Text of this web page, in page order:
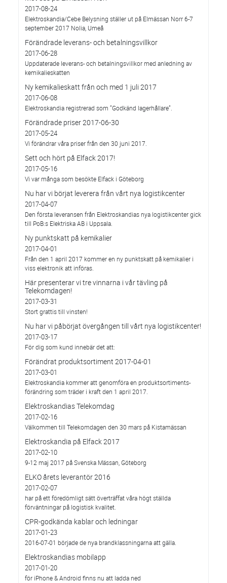
2017-08-24
Elektroskandia/Cebe Belysning ställer ut på Elmässan Norr 6-7
september 2017 Nolia, Umeå
Förändrade leverans- och betalningsvillkor
2017-06-28
Uppdaterade leverans- och betalningsvillkor med anledning av
kemikalieskatten
Ny kemikalieskatt från och med 1 juli 2017
2017-06-08
Elektroskandia registrerad som ”Godkänd lagerhållare”.
Förändrade priser 2017-06-30
2017-05-24
Vi förändrar våra priser från den 30 juni 2017.
Sett och hört på Elfack 2017!
2017-05-16
Vi var många som besökte Elfack i Göteborg
Nu har vi börjat leverera från vårt nya logistikcenter
2017-04-07
Den första leveransen från Elektroskandias nya logistikcenter gick
till PoB:s Elektriska AB i Uppsala.
Ny punktskatt på kemikalier
2017-04-01
Från den 1 april 2017 kommer en ny punktskatt på kemikalier i
viss elektronik att införas.
Här presenterar vi tre vinnarna i vår tävling på
Telekomdagen!
2017-03-31
Stort grattis till vinsten!
Nu har vi påbörjat övergången till vårt nya logistikcenter!
2017-03-17
För dig som kund innebär det att:
Förändrat produktsortiment 2017-04-01
2017-03-01
Elektroskandia kommer att genomföra en produktsortiments-
förändring som träder i kraft den 1 april 2017.
Elektroskandias Telekomdag
2017-02-16
Välkommen till Telekomdagen den 30 mars på Kistamässan
Elektroskandia på Elfack 2017
2017-02-10
9-12 maj 2017 på Svenska Mässan, Göteborg
ELKO årets leverantör 2016
2017-02-07
har på ett föredömligt sätt överträffat våra högt ställda
förväntningar på logistisk kvalitet.
CPR-godkända kablar och ledningar
2017-01-23
2016-07-01 började de nya brandklassningarna att gälla.
Elektroskandias mobilapp
2017-01-20
för iPhone & Android finns nu att ladda ned